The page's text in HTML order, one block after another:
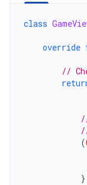
class
override
//
(
}